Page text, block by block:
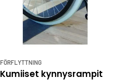
FÖRFLYTTNING
Kumiiset kynnysrampit